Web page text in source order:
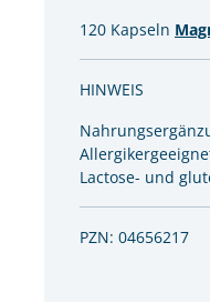
120 Kapseln
HINWEIS
Lactose- und
PZN: 04656217